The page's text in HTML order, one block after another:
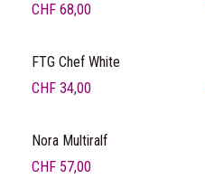
CHF 68,00
FTG Chef White
CHF 34,00
Nora Multiralf
CHF 57,00